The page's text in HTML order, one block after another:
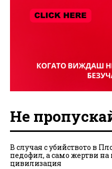
Не
В случая с убийството в
педофил, а само жертви на
цивилизация